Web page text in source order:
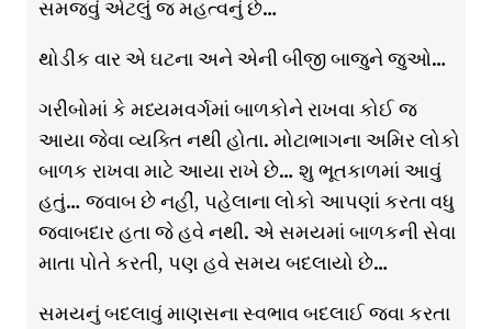
સમજવું એટલું જ મહત્વનું છે…
થોડીક વાર એ ઘટના અને એની બીજી બાજુને જુઓ…
ગરીબોમાં કે મધ્યમવર્ગમાં બાળકોને રાખવા કોઈ જ
આયા જેવા વ્યક્તિ નથી હોતા. મોટાભાગના અમિર લોકો
બાળક રાખવા માટે આયા રાખે છે… શુ ભૂતકાળમાં આવું
હતું… જવાબ છે નહીં, પહેલાના લોકો આપણાં કરતા વધુ
જવાબદાર હતા જે હવે નથી. એ સમયમાં બાળકની સેવા
માતા પોતે કરતી, પણ હવે સમય બદલાયો છે…
સમયનું બદલાવું માણસના સ્વભાવ બદલાઈ જવા કરતા